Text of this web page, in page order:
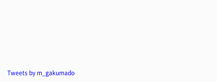
Tweets by m_gakumado